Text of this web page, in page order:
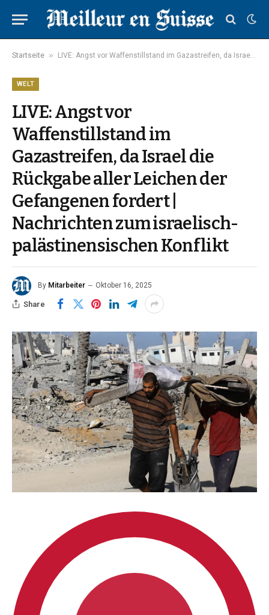
Startseite » LIVE: Angst vor Waffenstillstand im Gazastreifen, da Israel die Rückgabe aller Leichen der Gefangenen fordert | Nachrichten zum israelisch-palästinensischen Konflikt
WELT
LIVE: Angst vor
Waffenstillstand im
Gazastreifen, da Israel die
Rückgabe aller Leichen der
Gefangenen fordert |
Nachrichten zum israelisch-
palästinensischen Konflikt
By Mitarbeiter Oktober 16, 2025
Share